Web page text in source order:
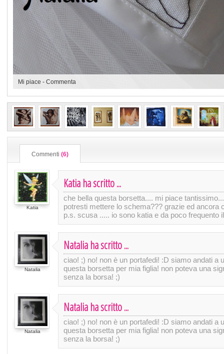
Mi piace - Commenta
Commenti (6)
Katia
Katia ha scritto ...
che bella questa borsetta.... mi piace
potresti mettere lo schema??? grazie ed ancora
p.s. scusa ..... io sono katia e da poco frequento
Natalia
Natalia ha scritto ...
ciao! ;) no! non è un portafedi! :D siamo andati a
questa borsetta per mia figlia! non poteva una
senza la borsa! ;)
Natalia
Natalia ha scritto ...
ciao! ;) no! non è un portafedi! :D siamo andati a
questa borsetta per mia figlia! non poteva una
senza la borsa! ;)